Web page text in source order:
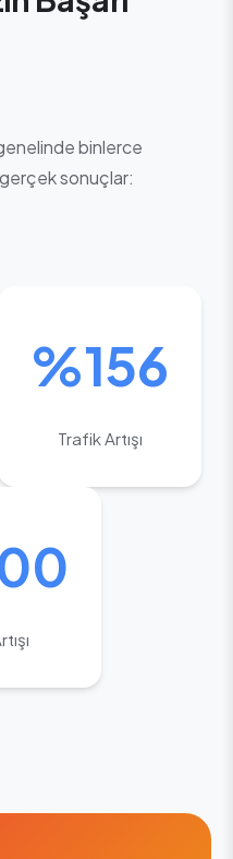
binlerce
sonuçlar:
%156
Trafik Artışı